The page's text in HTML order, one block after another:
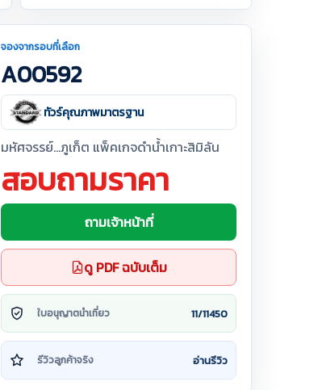
จองจากรอบที่เลือก
A00592
ทัวร์คุณภาพมาตรฐาน
มหัศจรรย์...ภูเก็ต แพ็คเกจดำน้ำเกาะสิมิลัน
สอบถามราคา
ถามเจ้าหน้าที่
ดู PDF ฉบับเต็ม
ใบอนุญาตนำเที่ยว 11/11450
รีวิวลูกค้าจริง อ่านรีวิว